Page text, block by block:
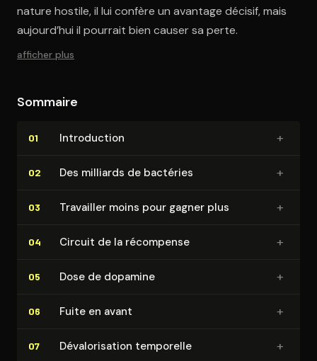
nature hostile, il lui confère un avantage décisif, mais
aujourd’hui il pourrait bien causer sa perte.
afficher plus
Sommaire
01 In­tro­duc­tion +
02 Des milliards de bactéries +
03 Travailler moins pour gagner plus +
04 Circuit de la récompense +
05 Dose de dopamine +
06 Fuite en avant +
07 Dé­va­lo­ri­sa­tion temporelle +